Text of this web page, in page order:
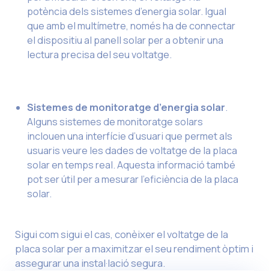
potència dels sistemes d’energia solar. Igual
que amb el multímetre, només ha de connectar
el dispositiu al panell solar per a obtenir una
lectura precisa del seu voltatge.
Sistemes de monitoratge d’energia solar.
Alguns sistemes de monitoratge solars
inclouen una interfície d’usuari que permet als
usuaris veure les dades de voltatge de la placa
solar en temps real. Aquesta informació també
pot ser útil per a mesurar l’eficiència de la placa
solar.
Sigui com sigui el cas, conèixer el voltatge de la
placa solar per a maximitzar el seu rendiment òptim i
assegurar una instal·lació segura.